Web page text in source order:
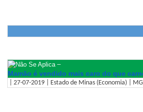
–
Mamão é vendido mais caro do que
| 27-07-2019 | Estado de Minas (Economia) | MG